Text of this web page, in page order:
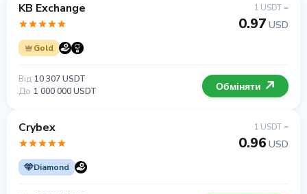
KB Exchange
Gold
1 USDT =
0.97 USD
Від 10 307 USDT
До 1 000 000 USDT Обміняти
Crybex
Diamond
1 USDT =
0.96 USD